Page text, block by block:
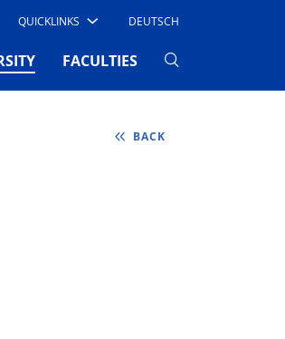
QUICKLINKS DEUTSCH
(CURRENT)
FACULTIES
BACK